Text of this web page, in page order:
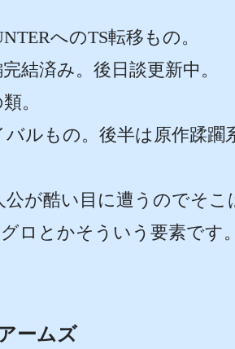
へのTS転移もの。
結済み。後日談更新中。
。
ルもの。後半は原作蹂躙
が酷い目に遭うのでそこ
ロとかそういう要素です。
ームズ